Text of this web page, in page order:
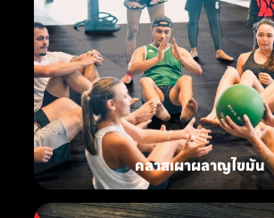
คลาสเผาผลาญไขมัน